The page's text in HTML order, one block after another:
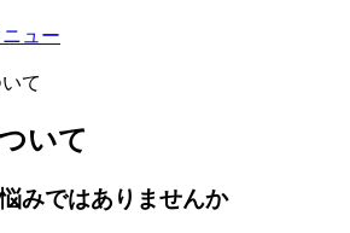
ュー
て
いて